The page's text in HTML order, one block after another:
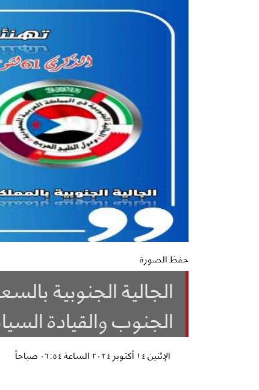
حفظ الصورة
الجالية الجنوبية
الجنوب والقيادة السياسية
الإثنين ١٤ أكتوبر ٢٠٢٤ الساعة ٠٦:٥٤ صباحاً